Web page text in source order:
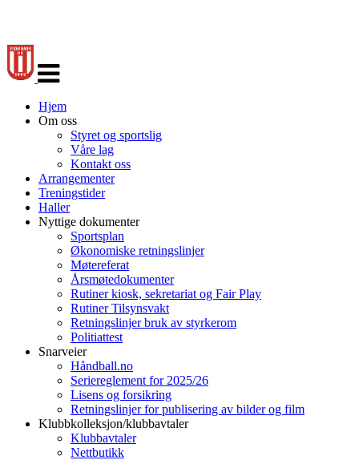
navigasjon
Hjem
Om oss
Styret og sportslig
Våre lag
Kontakt oss
Arrangementer
Treningstider
Haller
Nyttige dokumenter
Sportsplan
Økonomiske retningslinjer
Møtereferat
Årsmøtedokumenter
Rutiner kiosk, sekretariat og Fair Play
Rutiner Tilsynsvakt
Retningslinjer bruk av styrkerom
Politiattest
Snarveier
Håndball.no
Seriereglement for 2025/26
Lisens og forsikring
Retningslinjer for publisering av bilder og film
Klubbkolleksjon/klubbavtaler
Klubbavtaler
Nettbutikk